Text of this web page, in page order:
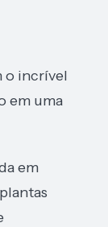
o incrível
em uma
em